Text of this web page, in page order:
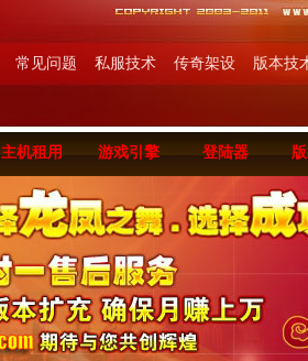
常见问题 私服技术 传奇架设 版本技
主机租用 游戏引擎 登陆器